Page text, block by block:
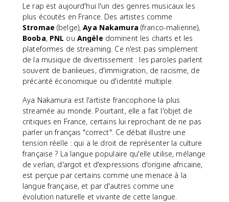
Le rap est aujourd'hui l'un des genres musicaux les
plus écoutés en France. Des artistes comme
Stromae (belge),Aya Nakamura (franco-malienne),
Booba, PNL ou Angèle dominent les charts et les
plateformes de streaming. Ce n'est pas simplement
de la musique de divertissement : les paroles parlent
souvent de banlieues, d'immigration, de racisme, de
précarité économique ou d'identité multiple.
Aya Nakamura est l'artiste francophone la plus
streamée au monde. Pourtant, elle a fait l'objet de
critiques en France, certains lui reprochant de ne pas
parler un français "correct". Ce débat illustre une
tension réelle : qui a le droit de représenter la culture
française ? La langue populaire qu'elle utilise, mélange
de verlan, d'argot et d'expressions d'origine africaine,
est perçue par certains comme une menace à la
langue française, et par d'autres comme une
évolution naturelle et vivante de cette langue.